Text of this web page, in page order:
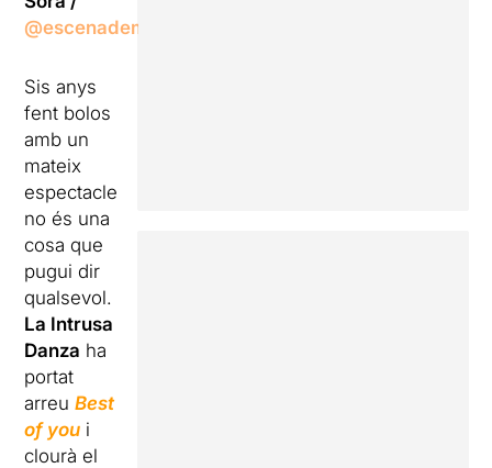
@escenadememoria
Sis anys
fent bolos
amb un
mateix
espectacle
no és una
cosa que
pugui dir
qualsevol.
La Intrusa
Danza ha
portat
arreuBest
of you i
clourà el